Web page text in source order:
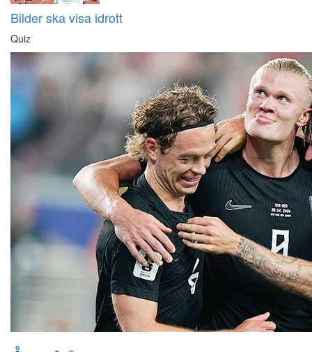
Bilder ska visa idrott
Quiz